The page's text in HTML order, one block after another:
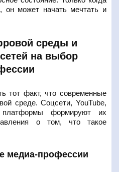
он может начать мечтать и
среды и
на выбор
тот факт, что современные
среде. Соцсети, YouTube,
формируют их
о том, что такое
медиа-профессии